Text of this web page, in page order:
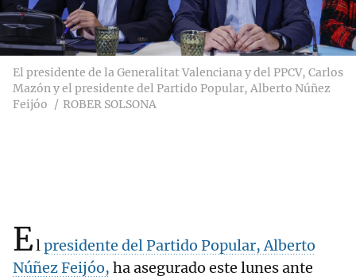
El presidente de la Generalitat Valenciana y del PPCV, Carlos
Mazón y el presidente del Partido Popular, Alberto Núñez
Feijóo
ROBER SOLSONA
Elpresidente del Partido Popular, Alberto
Núñez Feijóo, ha asegurado este lunes ante